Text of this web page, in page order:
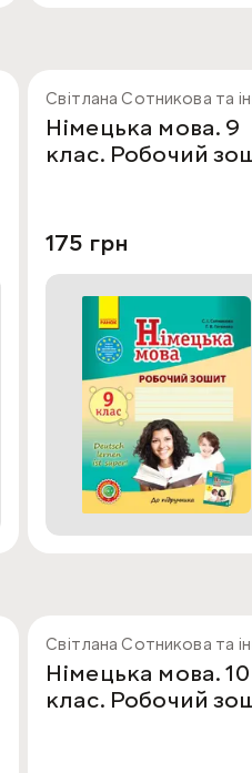
Світлана Сотникова та
Німецька мова. 9
клас. Робочий
175 грн
Світлана Сотникова та
Німецька мова. 10
клас. Робочий